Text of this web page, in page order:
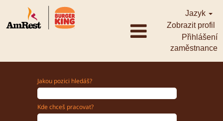
Jazyk
Zobrazit profil
Přihlášení
zaměstnance
Jakou pozici hledáš?
Kde chceš pracovat?